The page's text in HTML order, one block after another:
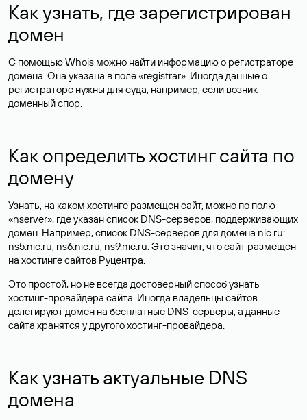
Как узнать, где зарегистрирован
домен
С помощью Whois можно найти информацию о регистраторе
домена. Она указана в поле «registrar». Иногда данные о
регистраторе нужны для суда, например, если возник
доменный спор.
Как определить хостинг сайта по
домену
Узнать, на каком хостинге размещен сайт, можно по полю
«nserver», где указан список DNS-серверов, поддерживающих
домен. Например, список DNS-серверов для домена nic.ru:
ns5.nic.ru, ns6.nic.ru, ns9.nic.ru. Это значит, что сайт размещен
на хостинге сайтов Руцентра.
Это простой, но не всегда достоверный способ узнать
хостинг-провайдера сайта. Иногда владельцы сайтов
делегируют домен на бесплатные DNS-серверы, а данные
сайта хранятся у другого хостинг-провайдера.
Как узнать актуальные DNS
домена